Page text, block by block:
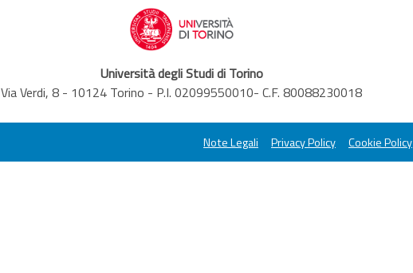
Università degli Studi di Torino
Via Verdi, 8 - 10124 Torino - P.I. 02099550010- C.F. 80088230018
Note Legali Privacy Policy Cookie Policy